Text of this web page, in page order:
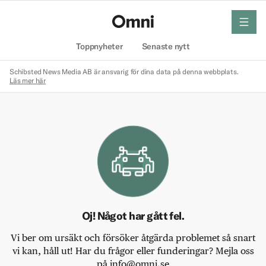
Toppnyheter Senaste nytt
meny
Schibsted News Media AB är ansvarig för dina data på denna webbplats.
Läs mer här
Oj! Något har gått fel.
Vi ber om ursäkt och försöker åtgärda problemet så snart
vi kan, håll ut! Har du frågor eller funderingar? Mejla oss